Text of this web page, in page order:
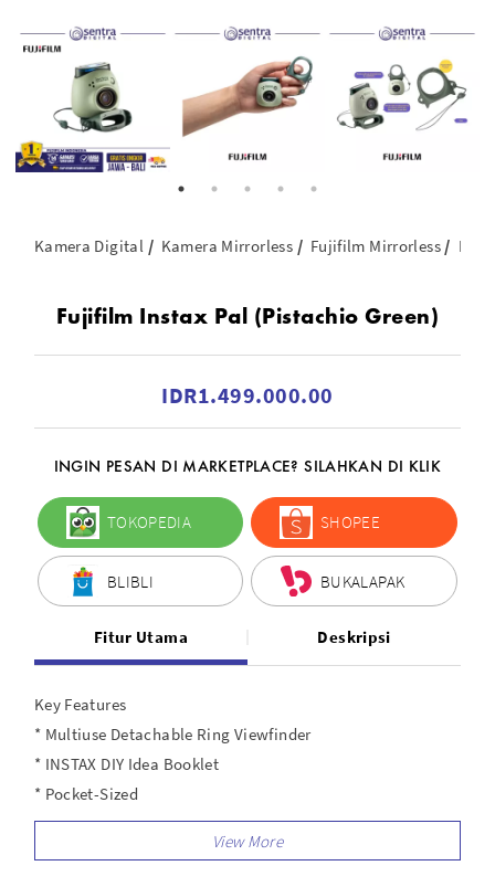
Kamera Digital Kamera Mirrorless Fujifilm Mirrorless
Fujifilm Instax Pal (Pistachio Green)
IDR1.499.000.00
INGIN PESAN DI MARKETPLACE? SILAHKAN DI KLIK
TOKOPEDIA SHOPEE
BLIBLI BUKALAPAK
Fitur Utama Deskripsi
Key Features
* Multiuse Detachable Ring Viewfinder
* INSTAX DIY Idea Booklet
* Pocket-Sized
* Bluetooth Connectivity
* Allows Personalized Pre-Shutter Sounds